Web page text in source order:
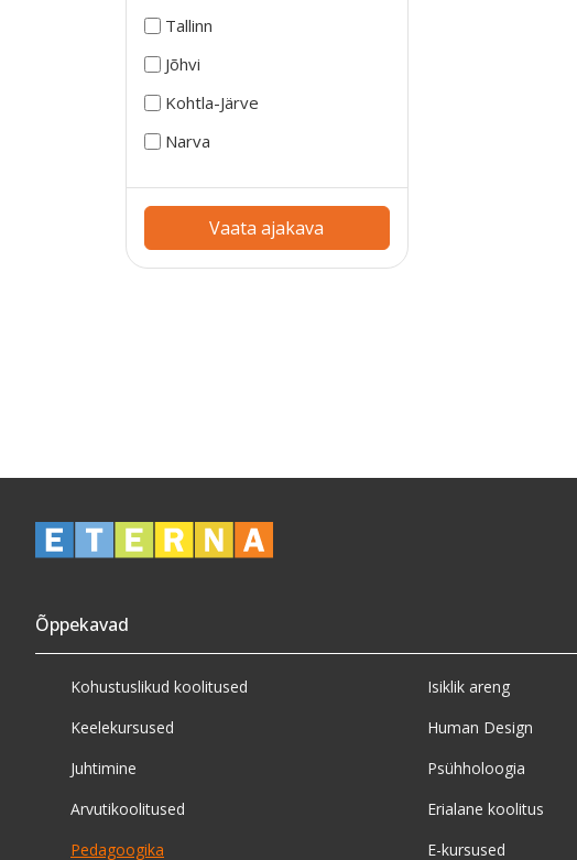
Tallinn
Jõhvi
Kohtla-Järve
Narva
Vaata ajakava
Õppekavad
Kohustuslikud koolitused
Keelekursused
Juhtimine
Arvutikoolitused
Pedagoogika
Isiklik areng
Human Design
Psühholoogia
Erialane koolitus
E-kursused